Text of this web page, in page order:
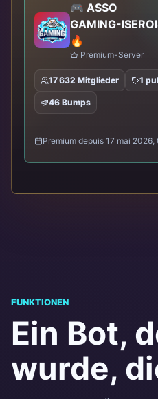
🎮 ASSO
GAMING-
🔥
Premium-Server
17 632 Mitglieder 1
46 Bumps
Premium depuis 17 mai 2026,
Klassiker
0 Bumps
Neuer
52 Mitglieder
FUNKTIONEN
Ein Bot,
wurde,